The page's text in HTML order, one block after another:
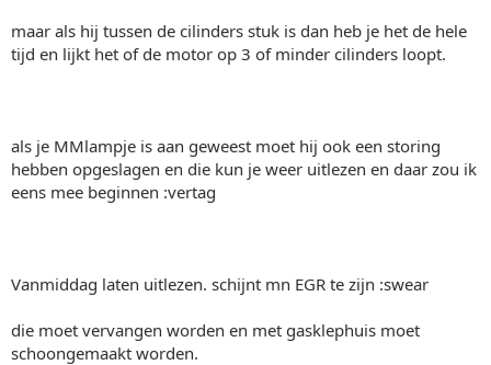
maar als hij tussen de cilinders stuk is dan heb je het de hele
tijd en lijkt het of de motor op 3 of minder cilinders loopt.
als je MMlampje is aan geweest moet hij ook een storing
hebben opgeslagen en die kun je weer uitlezen en daar zou ik
eens mee beginnen :vertag
Vanmiddag laten uitlezen. schijnt mn EGR te zijn :swear
die moet vervangen worden en met gasklephuis moet
schoongemaakt worden.